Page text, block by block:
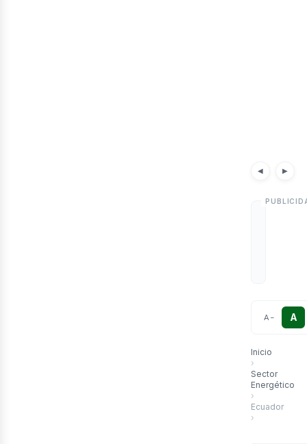
◀
Noticias ▶
A − A
Inicio
›
Sector
Energético
›
Ecuador
›